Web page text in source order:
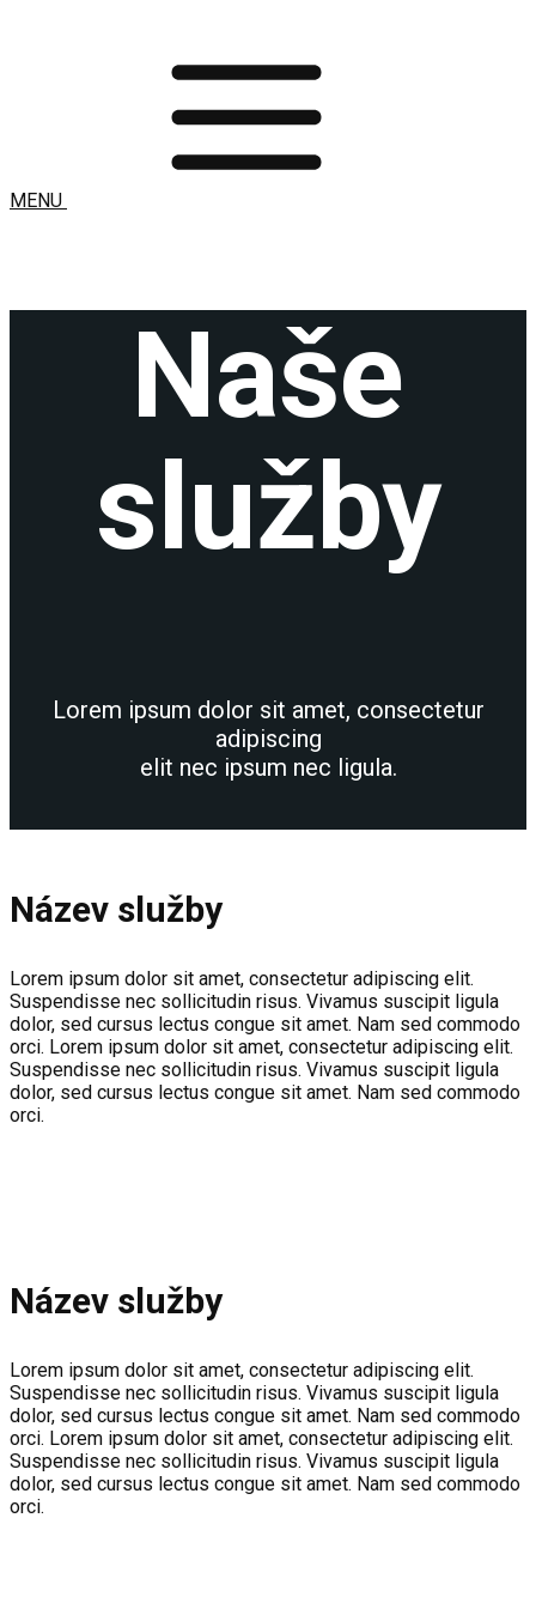
MENU
Naše
služby
Lorem ipsum dolor sit amet, consectetur
adipiscing
elit nec ipsum nec ligula.
Název služby
Lorem ipsum dolor sit amet, consectetur adipiscing elit.
Suspendisse nec sollicitudin risus. Vivamus suscipit ligula
dolor, sed cursus lectus congue sit amet. Nam sed commodo
orci. Lorem ipsum dolor sit amet, consectetur adipiscing elit.
Suspendisse nec sollicitudin risus. Vivamus suscipit ligula
dolor, sed cursus lectus congue sit amet. Nam sed commodo
orci.
Název služby
Lorem ipsum dolor sit amet, consectetur adipiscing elit.
Suspendisse nec sollicitudin risus. Vivamus suscipit ligula
dolor, sed cursus lectus congue sit amet. Nam sed commodo
orci. Lorem ipsum dolor sit amet, consectetur adipiscing elit.
Suspendisse nec sollicitudin risus. Vivamus suscipit ligula
dolor, sed cursus lectus congue sit amet. Nam sed commodo
orci.